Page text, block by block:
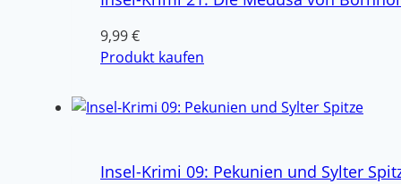
9,99€
Produkt kaufen
Insel-Krimi 09: Pekunien und Sylter